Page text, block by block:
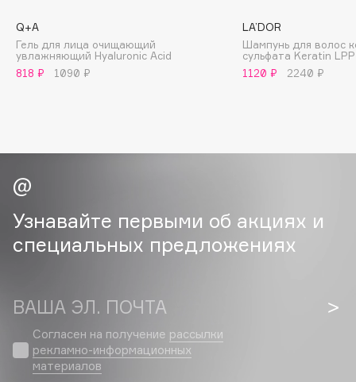
by TERRY
BY WISHTREND
Byredo
Capelli Dorati
Carbon Theory
Celimax
Cettua
Chupa Chups
Clarette
Q+A
Гель для лица очищающий
увлажняющий Hyaluronic Acid
818 ₽
1090 ₽
LA’DOR
Шампунь для волос
сульфата Keratin
1120 ₽
2240 ₽
Узнавайте первыми об акциях и
специальных предложениях
ВАША ЭЛ. ПОЧТА
Согласен на получение рассылки
рекламно-информационных
материалов